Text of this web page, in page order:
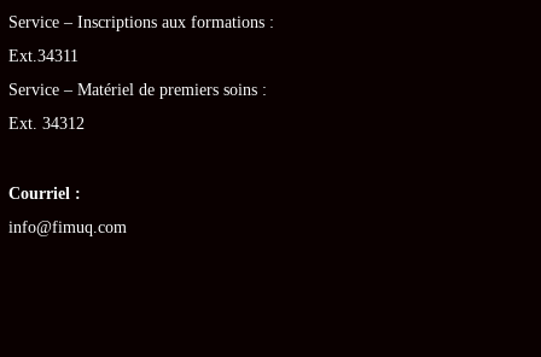
Service – Inscriptions aux formations :
Ext.34311
Service – Matériel de premiers soins :
Ext. 34312
Courriel :
info@fimuq.com